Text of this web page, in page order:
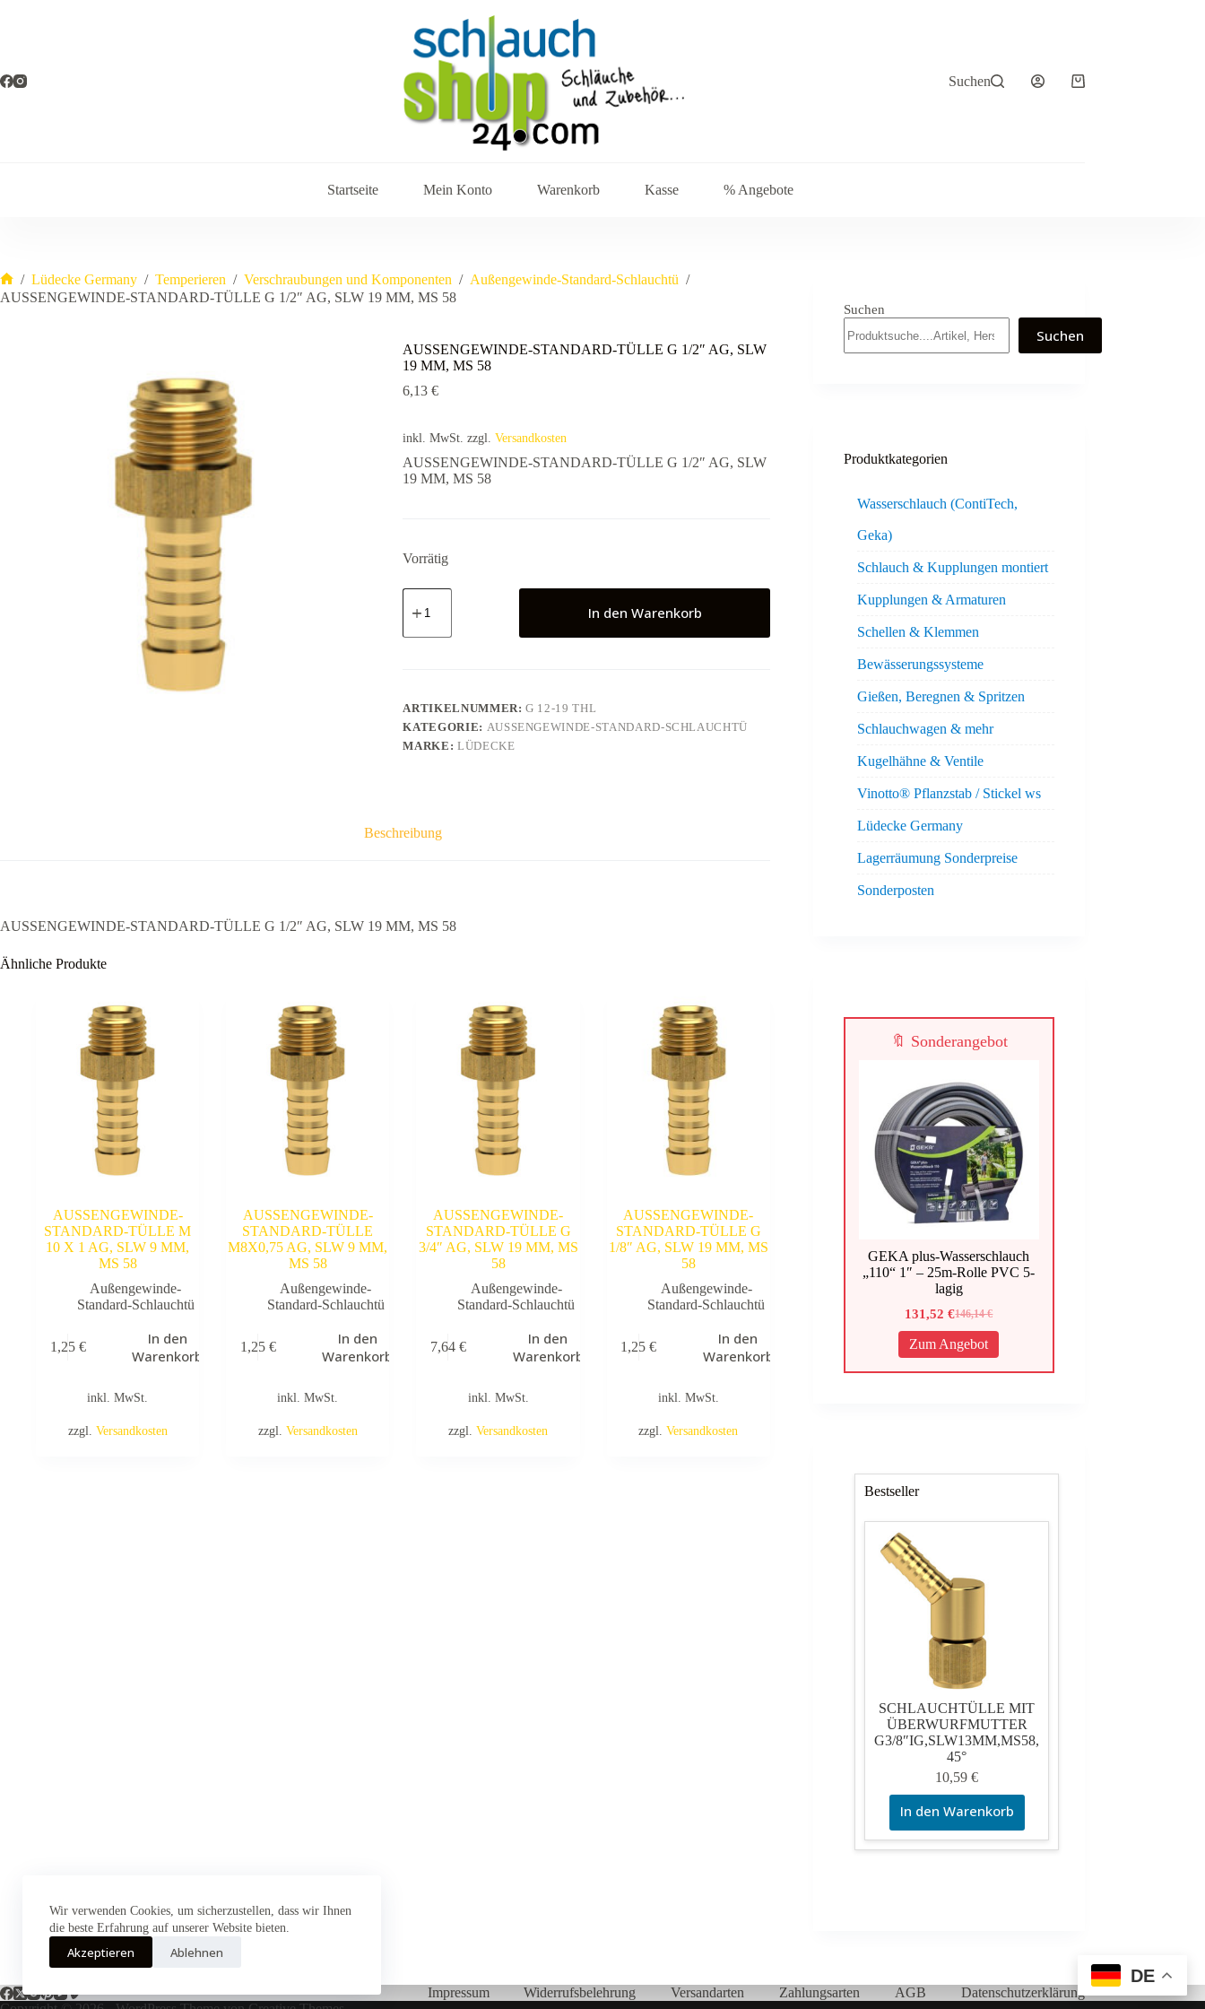
Wir verwenden Cookies, um sicherzustellen, dass wir Ihnen
die beste Erfahrung auf unserer Website bieten.
Akzeptieren Ablehnen
Suchen Warenkorb
Startseite Mein Konto Warenkorb Kasse % Angebote
Start
/ Lüdecke Germany / Temperieren / Verschraubungen und Komponenten / Außengewinde-Standard-Schlauchtü /
AUSSENGEWINDE-STANDARD-TÜLLE G 1/2″ AG, SLW 19 MM, MS 58
AUSSENGEWINDE-STANDARD-TÜLLE G 1/2″ AG, SLW
19 MM, MS 58
6,13€
inkl. MwSt. zzgl.Versandkosten
AUSSENGEWINDE-STANDARD-TÜLLE G 1/2″ AG, SLW
19 MM, MS 58
Vorrätig
AUSSENGEWINDE-
STANDARD-
G
19
MM,
MS
58
In den Warenkorb
ARTIKELNUMMER:G 12-19 THL
KATEGORIE: AUSSENGEWINDE-STANDARD-SCHLAUCHTÜ
MARKE: LÜDECKE
Beschreibung
AUSSENGEWINDE-STANDARD-TÜLLE G 1/2″ AG, SLW 19 MM, MS 58
Ähnliche Produkte
AUSSENGEWINDE-
STANDARD-TÜLLE M
10 X 1 AG, SLW 9 MM,
MS 58
Außengewinde-
Standard-Schlauchtü
1,25 €
In den
Warenkorb
inkl. MwSt.
zzgl. Versandkosten
AUSSENGEWINDE-
STANDARD-TÜLLE
M8X0,75 AG, SLW 9 MM,
MS 58
Außengewinde-
Standard-Schlauchtü
1,25 €
In den
Warenkorb
inkl. MwSt.
zzgl. Versandkosten
AUSSENGEWINDE-
STANDARD-TÜLLE G
3/4″ AG, SLW 19 MM, MS
58
Außengewinde-
Standard-Schlauchtü
7,64 €
In den
Warenkorb
inkl. MwSt.
zzgl. Versandkosten
AUSSENGEWINDE-
STANDARD-TÜLLE G
1/8″ AG, SLW 19 MM, MS
58
Außengewinde-
Standard-Schlauchtü
1,25€
In den
Warenkorb
inkl. MwSt.
zzgl.Versandkosten
Suchen
Suchen
Produktkategorien
Wasserschlauch (ContiTech,
Geka)
Schlauch & Kupplungen montiert
Kupplungen & Armaturen
Schellen & Klemmen
Bewässerungssysteme
Gießen, Beregnen & Spritzen
Schlauchwagen & mehr
Kugelhähne & Ventile
Vinotto® Pflanzstab / Stickel ws
Lüdecke Germany
Lagerräumung Sonderpreise
Sonderposten
🔖 Sonderangebot
GEKA plus-Wasserschlauch
„110“ 1″ – 25m-Rolle PVC 5-
lagig
146,14€
Ursprünglicher
Preis
war:
146,14 €
131,52€
Aktueller
Preis
ist:
131,52 €.
Zum Angebot
Bestseller
SCHLAUCHTÜLLE MIT
ÜBERWURFMUTTER
G3/8″IG,SLW13MM,MS58,
45°
10,59€
In den Warenkorb
Impressum Widerrufsbelehrung Versandarten Zahlungsarten AGB
Datenschutzerklärung
DE